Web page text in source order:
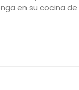
en su cocina